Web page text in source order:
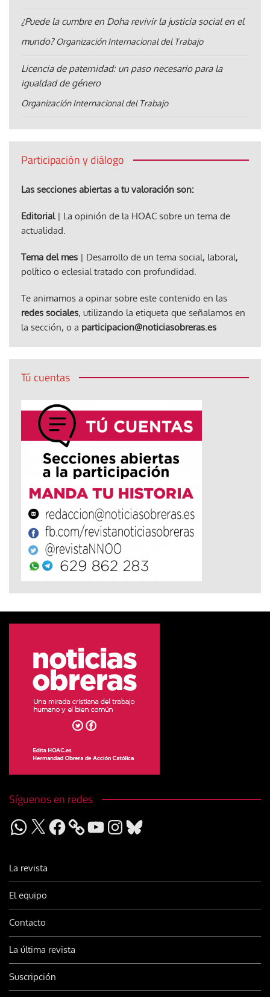
¿Puede la cumbre en Doha revivir la justicia social en el
mundo? Organización Internacional del Trabajo
Licencia de paternidad: un paso necesario para la
igualdad de género
Organización Internacional del Trabajo
Participación y diálogo
Las secciones abiertas a tu valoración son:
Editorial| La opinión de la HOAC sobre un tema de
actualidad.
Tema del mes | Desarrollo de un tema social, laboral,
político o eclesial tratado con profundidad.
Te animamos a opinar sobre este contenido en las
redes sociales, utilizando la etiqueta que señalamos en
la sección, o a participacion@noticiasobreras.es
Tú cuentas
Síguenos en redes
WhatsApp
X Facebook YouTubeInstagram
Bluesky
La revista
El equipo
Contacto
La última revista
Suscripción